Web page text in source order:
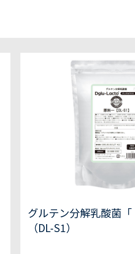
グルテン分解乳酸菌「
（DL-S1）